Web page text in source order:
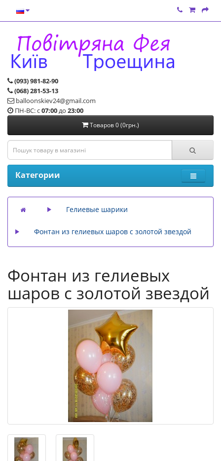
(093) 981-82-90
(068) 281-53-13
balloonskiev24@gmail.com
ПН-ВС: с07:00до 23:00
Товаров 0 (0грн.)
Категории
Гелиевые шарики
Фонтан из гелиевых шаров с золотой звездой
Фонтан из гелиевых
шаров с золотой звездой